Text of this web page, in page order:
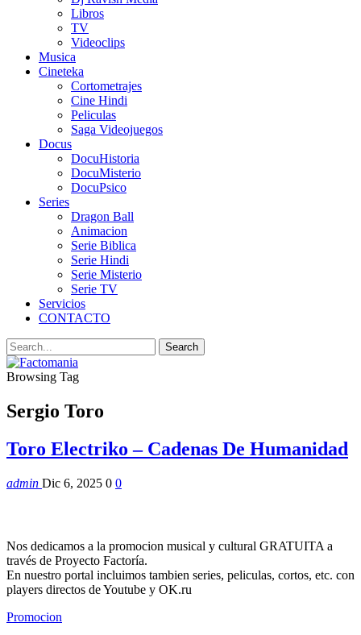
Libros
TV
Videoclips
Musica
Cineteka
Cortometrajes
Cine Hindi
Peliculas
Saga Videojuegos
Docus
DocuHistoria
DocuMisterio
DocuPsico
Series
Dragon Ball
Animacion
Serie Biblica
Serie Hindi
Serie Misterio
Serie TV
Servicios
CONTACTO
Browsing Tag
Sergio Toro
Toro Electriko – Cadenas De Humanidad
admin Dic 6, 2025 0 0
Nos dedicamos a la promocion musical y cultural GRATUITA a
través de Proyecto Factoría.
En nuestro portal incluimos tambien series, peliculas, cortos, etc. con
players directos de Youtube y OK.ru
Promocion